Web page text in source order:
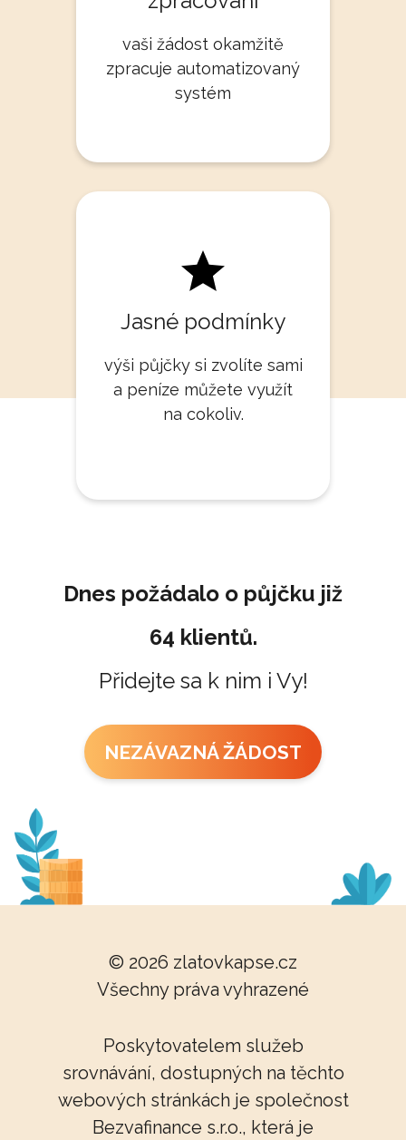
vaši žádost okamžitě
zpracuje automatizovaný
systém
Jasné podmínky
výši půjčky si zvolíte sami
a peníze můžete využít
na cokoliv.
Dnes požádalo o půjčku již
64 klientů.
Přidejte sa k nim i Vy!
NEZÁVAZNÁ ŽÁDOST
© 2026 zlatovkapse.cz
Všechny práva vyhrazené
Poskytovatelem služeb
srovnávání, dostupných na těchto
webových stránkách je společnost
Bezvafinance s.r.o., která je